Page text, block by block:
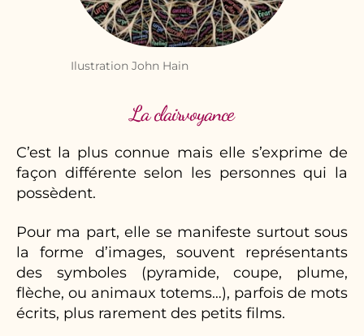
Ilustration John Hain
La clairvoyance
C’est la plus connue mais elle s’exprime de
façon différente selon les personnes qui la
possèdent.
Pour ma part, elle se manifeste surtout sous
la forme d’images, souvent représentants
des symboles (pyramide, coupe, plume,
flèche, ou animaux totems…), parfois de mots
écrits, plus rarement des petits films.